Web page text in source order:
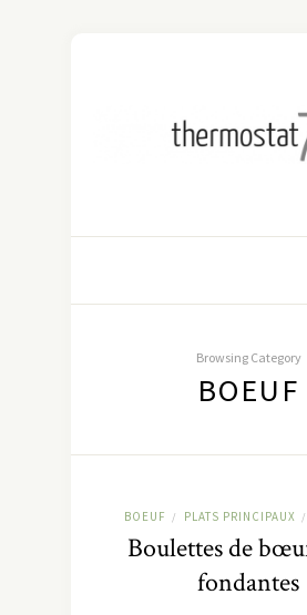
Browsing Category
BOEUF
BOEUF / PLATS PRINCIPAUX /
Boulettes de
fondantes